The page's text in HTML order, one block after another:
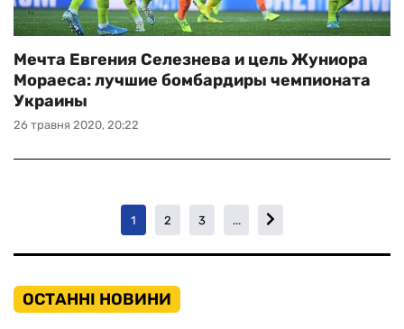
26 травня 2020, 20:22
Мечта Евгения Селезнева и цель Жуниора
Мораеса: лучшие бомбардиры чемпионата
Украины
1 2 3 ...
ОСТАННІ НОВИНИ